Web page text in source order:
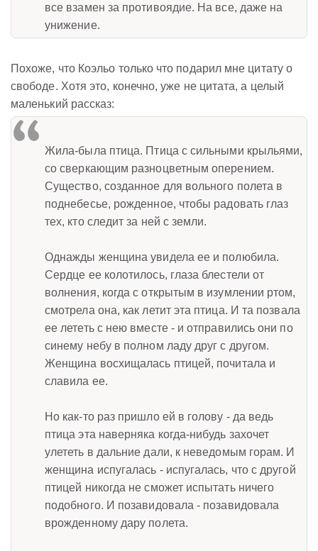
все взамен за противоядие. На все, даже на
унижение.
Похоже, что Коэльо только что подарил мне цитату о
свободе. Хотя это, конечно, уже не цитата, а целый
маленький рассказ:
Жила-была птица. Птица с сильными крыльями,
со сверкающим разноцветным оперением.
Существо, созданное для вольного полета в
поднебесье, рожденное, чтобы радовать глаз
тех, кто следит за ней с земли.
Однажды женщина увидела ее и полюбила.
Сердце ее колотилось, глаза блестели от
волнения, когда с открытым в изумлении ртом,
смотрела она, как летит эта птица. И та позвала
ее лететь с нею вместе - и отправились они по
синему небу в полном ладу друг с другом.
Женщина восхищалась птицей, почитала и
славила ее.
Но как-то раз пришло ей в голову - да ведь
птица эта наверняка когда-нибудь захочет
улететь в дальние дали, к неведомым горам. И
женщина испугалась - испугалась, что с другой
птицей никогда не сможет испытать ничего
подобного. И позавидовала - позавидовала
врожденному дару полета.